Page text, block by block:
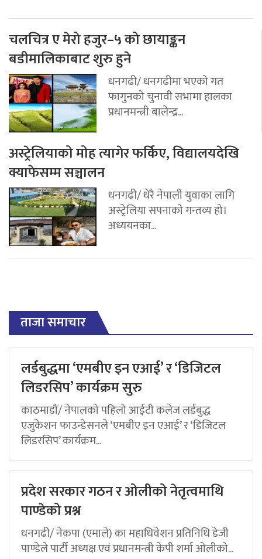
चलचित्र ए मेरो हजुर–५ को छायाङ्कन
बडीमालिकाबाट शुरु हुने
धनगढी/ धनगढीमा भएको गत
फागुनको चुनावी सभामा हालका
प्रधानमन्त्री बालेन्द्र...
अस्ट्रेलियाको मोह त्यागेर फर्किए, विद्यालयदेखि
क्याफेसम्म सञ्चालन
धनगढी/ धेरै नेपाली युवाका लागि
अस्ट्रेलिया सपनाको गन्तव्य हो।
अध्ययनका...
ताजा समाचार
लर्डबुद्धमा ‘एमबीए इन एआई’ र ‘डिजिटल
लिडरसिप’ कार्यक्रम सुरु
काठमाडौं/ नेपालको पहिलो आईटी कलेज लर्डबुद्ध
एजुकेशन फाउन्डेसनले ‘एमबीए इन एआई’ र ‘डिजिटल
लिडरसिप’ कार्यक्रम...
प्रदेश सरकार गठन र ओलीको नेतृत्वमाथि
पाण्डेको प्रश्न
धनगढी/ नेकपा (एमाले) का महाधिवेशन प्रतिनिधि डेजी
पाण्डेले पार्टी अध्यक्ष एवं प्रधानमन्त्री केपी शर्मा ओलीको...